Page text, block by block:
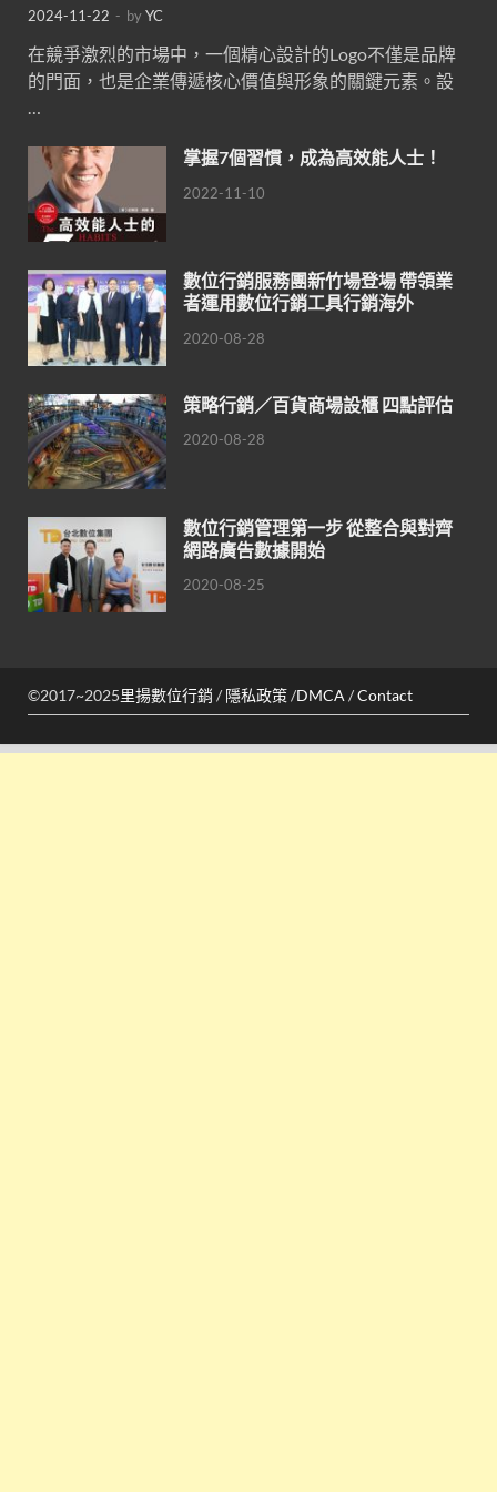
2024-11-22 - byYC
在競爭激烈的市場中，一個精心設計的Logo不僅是品牌
的門面，也是企業傳遞核心價值與形象的關鍵元素。設
…
掌握7個習慣，成為高效能人士！
2022-11-10
數位行銷服務團新竹場登場 帶領業
者運用數位行銷工具行銷海外
2020-08-28
策略行銷／百貨商場設櫃 四點評估
2020-08-28
數位行銷管理第一步 從整合與對齊
網路廣告數據開始
2020-08-25
©2017~2025里揚數位行銷 / 隱私政策/DMCA /Contact